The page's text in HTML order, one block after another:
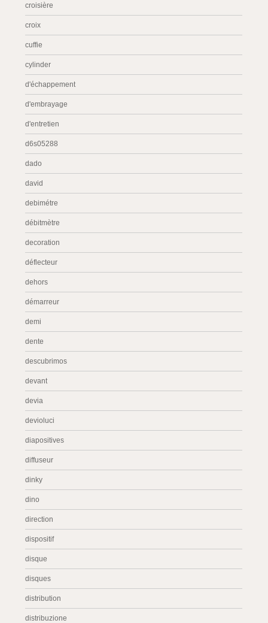
croisière
croix
cuffie
cylinder
d'échappement
d'embrayage
d'entretien
d6s05288
dado
david
debimétre
débitmètre
decoration
déflecteur
dehors
démarreur
demi
dente
descubrimos
devant
devia
devioluci
diapositives
diffuseur
dinky
dino
direction
dispositif
disque
disques
distribution
distribuzione